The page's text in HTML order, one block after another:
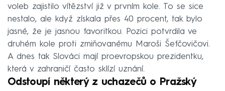
voleb zajistilo vítězství již v prvním kole. To se sice
nestalo, ale když získala přes 40 procent, tak bylo
jasné, že je jasnou favoritkou. Pozici potvrdila ve
druhém kole proti zmiňovanému Maroši Šefčovičovi.
A dnes tak Slováci mají proevropskou prezidentku,
která v zahraničí často sklízí uznání.
Odstoupí některý z uchazečů o Pražský